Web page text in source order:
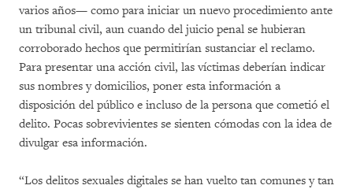
varios años— como para iniciar un nuevo procedimiento ante
un tribunal civil, aun cuando del juicio penal se hubieran
corroborado hechos que permitirían sustanciar el reclamo.
Para presentar una acción civil, las víctimas deberían indicar
sus nombres y domicilios, poner esta información a
disposición del público e incluso de la persona que cometió el
delito. Pocas sobrevivientes se sienten cómodas con la idea de
divulgar esa información.
“Los delitos sexuales digitales se han vuelto tan comunes y tan